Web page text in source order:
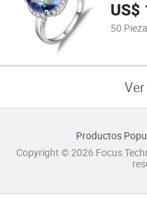
US$
50
Productos
Copyright © 2026 Focus